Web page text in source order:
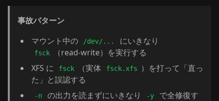
事故パターン
マウント中の
/dev/... にいきなり
fsck
（read-write）を実行する
XFS に
fsck （実体 fsck.xfs
）を打って「直っ
た」と誤認する
-n の出力を読まずにいきなり -y
で全修復す